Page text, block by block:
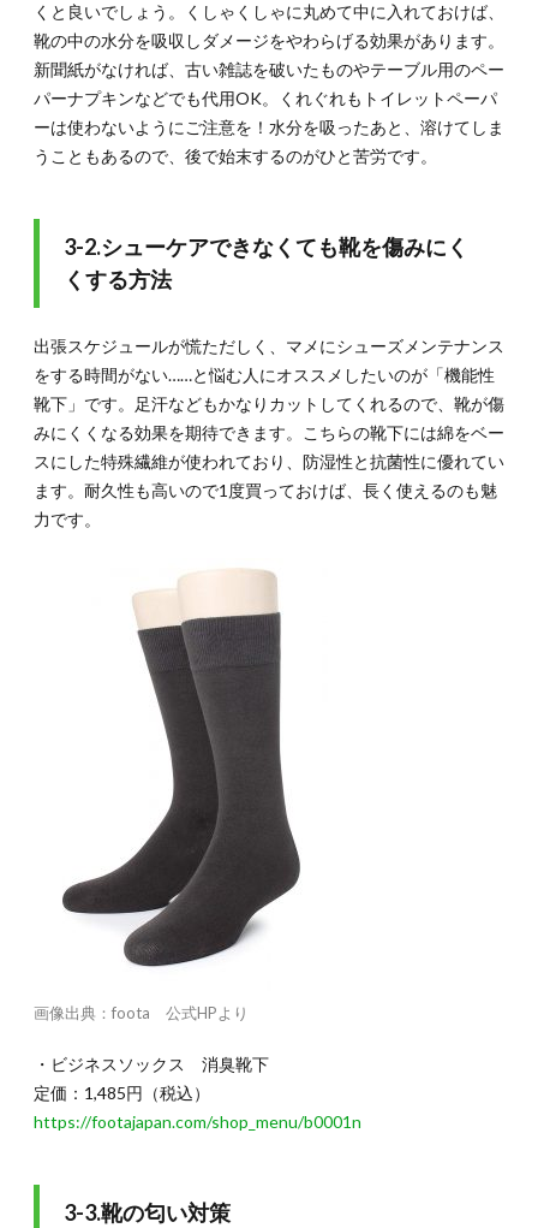
くと良いでしょう。くしゃくしゃに丸めて中に入れておけば、
靴の中の水分を吸収しダメージをやわらげる効果があります。
新聞紙がなければ、古い雑誌を破いたものやテーブル用のペー
パーナプキンなどでも代用OK。くれぐれもトイレットペーパ
ーは使わないようにご注意を！水分を吸ったあと、溶けてしま
うこともあるので、後で始末するのがひと苦労です。
3-2.シューケアできなくても靴を傷みにく
くする方法
出張スケジュールが慌ただしく、マメにシューズメンテナンス
をする時間がない……と悩む人にオススメしたいのが「機能性
靴下」です。足汗などもかなりカットしてくれるので、靴が傷
みにくくなる効果を期待できます。こちらの靴下には綿をベー
スにした特殊繊維が使われており、防湿性と抗菌性に優れてい
ます。耐久性も高いので1度買っておけば、長く使えるのも魅
力です。
画像出典：foota 公式HPより
・ビジネスソックス 消臭靴下
定価：1,485円（税込）
https://footajapan.com/shop_menu/b0001n
3-3.靴の匂い対策